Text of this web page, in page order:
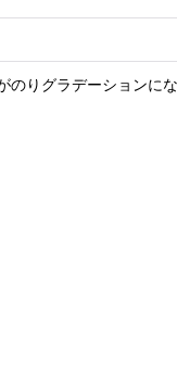
りグラデーションにな